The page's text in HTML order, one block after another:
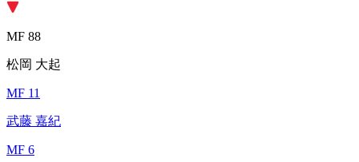
MF 88
松岡 大起
MF 11
武藤 嘉紀
MF 6